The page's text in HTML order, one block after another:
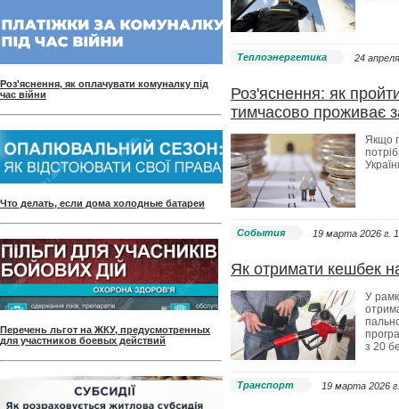
Роз'яснення, як оплачувати комуналку під
час війни
Что делать, если дома холодные батареи
Перечень льгот на ЖКУ, предусмотренных
для участников боевых действий
Теплоэнергетика 24
Роз'яснення: як
тимчасово проживає
Якщо
События 19 марта 2026 г.
Як отримати кешбек
У
з 20
Транспорт 19 марта 2026